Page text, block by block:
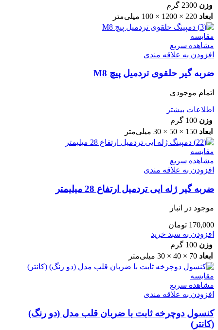
وزن 2300 گرم
ابعاد 220 × 1200 × 100 میلی‌متر
مقایسه
مشاهده سریع
افزودن به علاقه مندی
ضربه گیر حلقوی تردمیل پیچ M8
اتمام موجودی
اطلاعات بیشتر
وزن 100 گرم
ابعاد 150 × 50 × 30 میلی‌متر
مقایسه
مشاهده سریع
افزودن به علاقه مندی
ضربه گیر ژله ایی تردمیل ارتفاع 28 میلیمتر
موجود در انبار
170,000 تومان
افزودن به سبد خرید
وزن 100 گرم
ابعاد 70 × 40 × 30 میلی‌متر
مقایسه
مشاهده سریع
افزودن به علاقه مندی
کنسول دوچرخه ثابت با ضربان قلب مدل (دو رنگ)
(کانتر)